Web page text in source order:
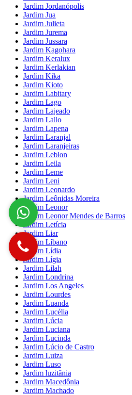
Jardim Jordanópolis
Jardim Jua
Jardim Julieta
Jardim Jurema
Jardim Jussara
Jardim Kagohara
Jardim Keralux
Jardim Kerlakian
Jardim Kika
Jardim Kioto
Jardim Labitary
Jardim Lago
Jardim Lajeado
Jardim Lallo
Jardim Lapena
Jardim Laranjal
Jardim Laranjeiras
Jardim Leblon
Jardim Leila
Jardim Leme
Jardim Leni
Jardim Leonardo
Jardim Leônidas Moreira
Jardim Leonor
Jardim Leonor Mendes de Barros
Jardim Letícia
Jardim Liar
Jardim Líbano
Jardim Lídia
Jardim Lígia
Jardim Lilah
Jardim Londrina
Jardim Los Angeles
Jardim Lourdes
Jardim Luanda
Jardim Lucélia
Jardim Lúcia
Jardim Luciana
Jardim Lucinda
Jardim Lúcio de Castro
Jardim Luiza
Jardim Luso
Jardim luzitânia
Jardim Macedônia
Jardim Machado